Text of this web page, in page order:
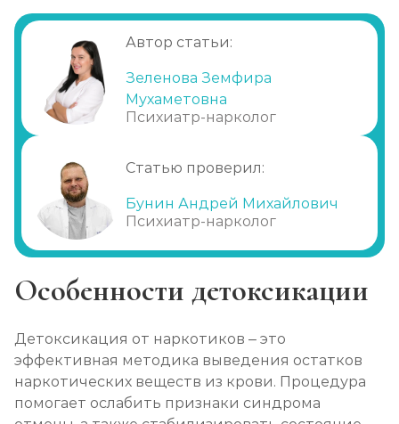
Анализы на наркотики
от 600 ₽
Наркологическое освидетельствование
от 1 450 ₽ Записаться
Нарколог на дом (при наркомании)
от 2 150 ₽ Записаться
Помощь наркоманам
от 1 800 ₽ Записаться
Снятие ломки в стационаре
от 3 950 ₽ Записаться
Автор статьи:
Зеленова Земфира
Мухаметовна
Психиатр-нарколог
Статью проверил:
Бунин Андрей Михайлович
Психиатр-нарколог
Особенности детоксикации
Детоксикация от наркотиков – это
эффективная методика выведения остатков
наркотических веществ из крови. Процедура
помогает ослабить признаки синдрома